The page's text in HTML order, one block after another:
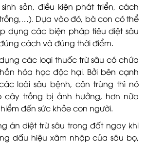
sản, điều kiện phát triển, cách
Dựa vào đó, bà con có thể
dụng các biện pháp tiêu diệt sâu
cách và đúng thời điểm.
các loại thuốc trừ sâu có chứa
hóa học độc hại. Bởi bên cạnh
loài sâu bệnh, côn trùng thì nó
cây trồng bị ảnh hưởng, hơn nữa
đến sức khỏe con người.
án diệt trừ sâu trong đất ngay khi
dấu hiệu xâm nhập của sâu bọ,